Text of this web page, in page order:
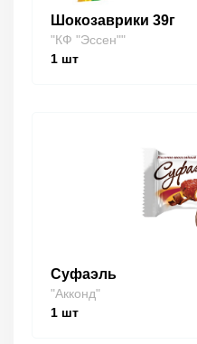
Шокозаврики 39г
"КФ "Эссен""
1 шт
Суфаэль
"Акконд"
1 шт